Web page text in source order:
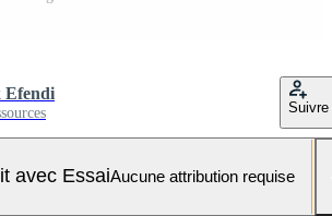
Efendi
Suivre
avec EssaiAucune attribution requise